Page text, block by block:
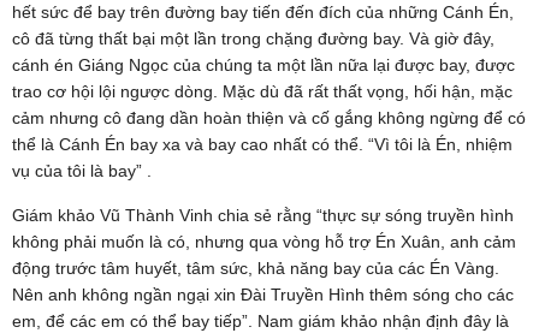
hết sức để bay trên đường bay tiến đến đích của những Cánh Én,
cô đã từng thất bại một lần trong chặng đường bay. Và giờ đây,
cánh én Giáng Ngọc của chúng ta một lần nữa lại được bay, được
trao cơ hội lội ngược dòng. Mặc dù đã rất thất vọng, hối hận, mặc
cảm nhưng cô đang dần hoàn thiện và cố gắng không ngừng để có
thể là Cánh Én bay xa và bay cao nhất có thể. “Vì tôi là Én, nhiệm
vụ của tôi là bay” .
Giám khảo Vũ Thành Vinh chia sẻ rằng “thực sự sóng truyền hình
không phải muốn là có, nhưng qua vòng hỗ trợ Én Xuân, anh cảm
động trước tâm huyết, tâm sức, khả năng bay của các Én Vàng.
Nên anh không ngần ngại xin Đài Truyền Hình thêm sóng cho các
em, để các em có thể bay tiếp”. Nam giám khảo nhận định đây là